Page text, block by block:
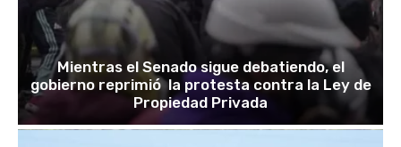
Mientras el Senado sigue debatiendo, el
gobierno reprimió la protesta contra la Ley de
Propiedad Privada